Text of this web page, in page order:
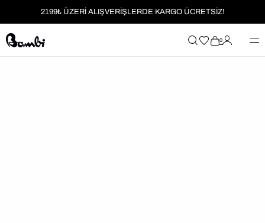
2199₺ ÜZERİ ALIŞVERİŞLERDE KARGO ÜCRETSİZ!
MOBİL UYGULAMAYA ÖZEL İLK ALIŞVERİŞİNİZE %5 İNDİRİM
0